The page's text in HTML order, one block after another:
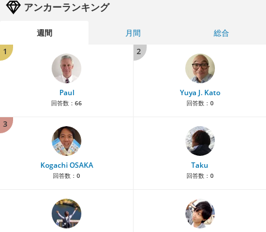
アンカーランキング
週間 月間
総合
1
Paul
回答数： 66
2
Yuya J. Kato
回答数： 0
3
Kogachi OSAKA
回答数： 0
Taku
回答数： 0